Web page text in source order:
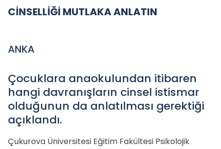
CİNSELLİĞİ MUTLAKA ANLATIN
ANKA
Çocuklara anaokulundan itibaren
hangi davranışların cinsel istismar
olduğunun da anlatılması gerektiği
açıklandı.
Çukurova Üniversitesi Eğitim Fakültesi Psikolojik